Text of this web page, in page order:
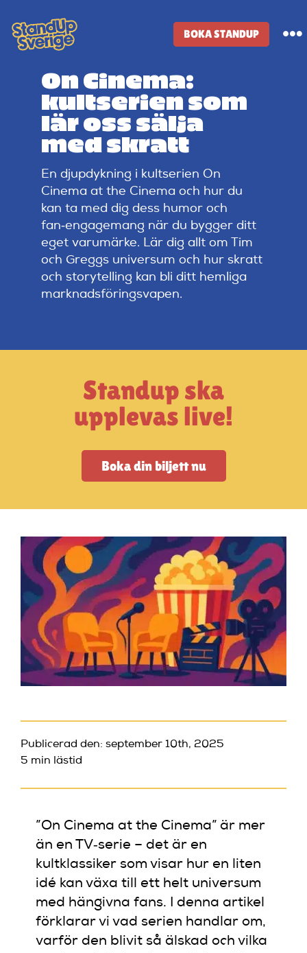
to
content
BOKA STANDUP
Standup-butik
Komiker
Lineup
Tidigare lineup
Klubbar
Kontakta oss
Mitt konto
On Cinema:
kultserien som
lär oss sälja
med skratt
En djupdykning i kultserien On
Cinema at the Cinema och hur du
kan ta med dig dess humor och
fan‑engagemang när du bygger ditt
eget varumärke. Lär dig allt om Tim
och Greggs universum och hur skratt
och storytelling kan bli ditt hemliga
marknadsföringsvapen.
Standup ska
upplevas live!
Boka din biljett nu
Publicerad den: september 10th, 2025
5 min lästid
”On Cinema at the Cinema” är mer
än en TV‑serie – det är en
kultklassiker som visar hur en liten
idé kan växa till ett helt universum
med hängivna fans. I denna artikel
förklarar vi vad serien handlar om,
varför den blivit så älskad och vilka